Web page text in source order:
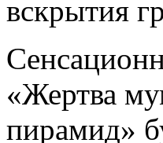
вскрытия
«Жертва
пирамид»